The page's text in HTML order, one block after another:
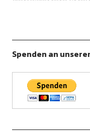
Spenden an